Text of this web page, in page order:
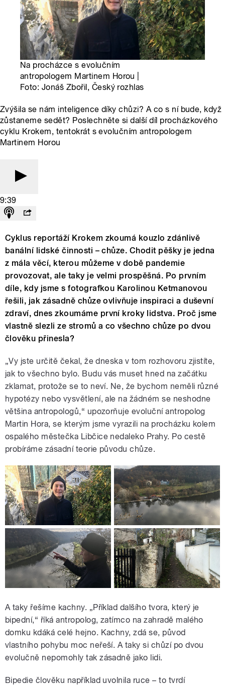
Na procházce s evolučním
antropologem Martinem Horou |
Foto: Jonáš Zbořil, Český rozhlas
Zvýšila se nám inteligence díky chůzi? A co s ní bude, když
zůstaneme sedět? Poslechněte si další díl procházkového
cyklu Krokem, tentokrát s evolučním antropologem
Martinem Horou
9:39
Cyklus reportáží Krokem zkoumá kouzlo zdánlivě
banální lidské činnosti – chůze. Chodit pěšky je jedna
z mála věcí, kterou můžeme v době pandemie
provozovat, ale taky je velmi prospěšná. Po prvním
díle, kdy jsme s fotografkou Karolinou Ketmanovou
řešili, jak zásadně chůze ovlivňuje inspiraci a duševní
zdraví, dnes zkoumáme první kroky lidstva. Proč jsme
vlastně slezli ze stromů a co všechno chůze po dvou
člověku přinesla?
„Vy jste určitě čekal, že dneska v tom rozhovoru zjistíte,
jak to všechno bylo. Budu vás muset hned na začátku
zklamat, protože se to neví. Ne, že bychom neměli různé
hypotézy nebo vysvětlení, ale na žádném se neshodne
většina antropologů,“ upozorňuje evoluční antropolog
Martin Hora, se kterým jsme vyrazili na procházku kolem
ospalého městečka Libčice nedaleko Prahy. Po cestě
probíráme zásadní teorie původu chůze.
A taky řešíme kachny. „Příklad dalšího tvora, který je
bipední,“ říká antropolog, zatímco na zahradě malého
domku kdáká celé hejno. Kachny, zdá se, původ
vlastního pohybu moc neřeší. A taky si chůzí po dvou
evolučně nepomohly tak zásadně jako lidi.
Bipedie člověku například uvolnila ruce – to tvrdí